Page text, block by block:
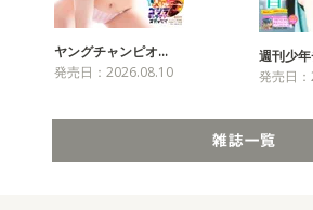
ヤングチャンピオ…
発売日：2026.08.10
週刊少
発売日